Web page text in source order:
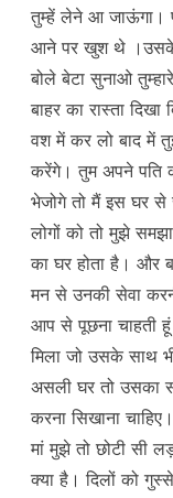
तुम्हें लेने आ जाऊंगा।
आने पर खुश थे ।उसके
बोले बेटा सुनाओ
बाहर का रास्ता
वश में कर लो बाद में
करेंगे। तुम अपने पति
भेजोगे तो मैं इस घर से
लोगों को तो मुझे
का घर होता है। और
मन से उनकी सेवा
आप से पूछना चाहती
मिला जो उसके साथ
असली घर तो उसका
करना सिखाना
मां मुझे तो छोटी सी
क्या है। दिलों को